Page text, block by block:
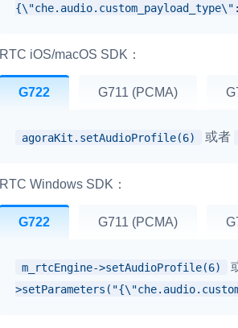
RTC iOS/macOS SDK：
G722 G711 (PCMA)
agoraKit.setAudioProfile(6) 或者
RTC Windows SDK：
G722 G711 (PCMA)
m_rtcEngine->setAudioProfile(6)